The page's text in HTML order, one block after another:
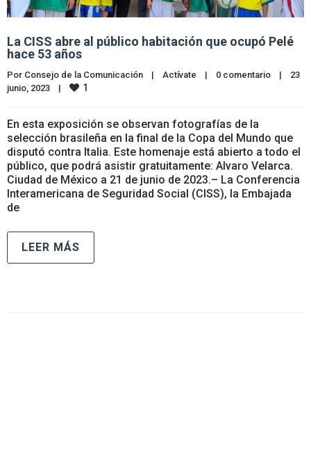
La CISS abre al público habitación que ocupó Pelé
hace 53 años
Por Consejo de la Comunicación | Actívate | 0 comentario |
23
junio, 2023 | 1
En esta exposición se observan fotografías de la
selección brasileña en la final de la Copa del Mundo que
disputó contra Italia. Este homenaje está abierto a todo el
público, que podrá asistir gratuitamente: Alvaro Velarca.
Ciudad de México a 21 de junio de 2023.– La Conferencia
Interamericana de Seguridad Social (CISS), la Embajada
de
LEER MÁS